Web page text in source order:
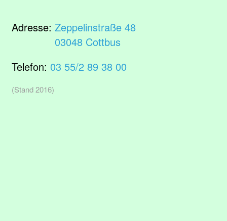
Adresse: Zeppelinstraße 48
03048 Cottbus
Telefon: 03 55/2 89 38 00
(Stand 2016)